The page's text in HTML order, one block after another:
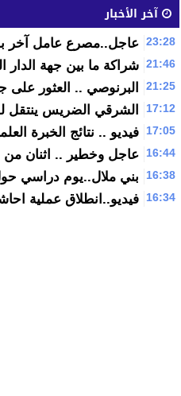
آخر الأخبار
23:28 عاجل..مصرع عامل آخر
21:46 شراكة ما بين جهة الدار
21:25 البرنوصي .. العثور على
17:12 الشرقي الضريس ينتقل
17:05 فيديو .. نتائج الخبرة
16:44 عاجل وخطير .. اثنان من
16:38 بني ملال..يوم دراسي
16:34 فيديو..انطلاق عملية